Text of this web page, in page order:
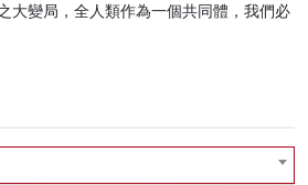
大變局，全人類作為一個共同體，我們必